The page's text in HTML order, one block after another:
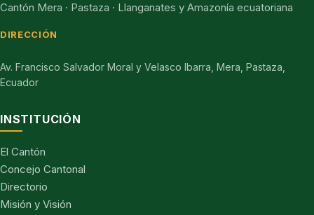
Cantón Mera · Pastaza · Llanganates y Amazonía ecuatoriana
DIRECCIÓN
Av. Francisco Salvador Moral y Velasco Ibarra, Mera, Pastaza,
Ecuador
INSTITUCIÓN
El Cantón
Concejo Cantonal
Directorio
Misión y Visión